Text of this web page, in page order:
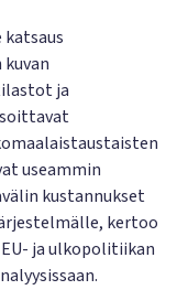
ja
useammin
kustannukset
kertoo
ja ulkopolitiikan